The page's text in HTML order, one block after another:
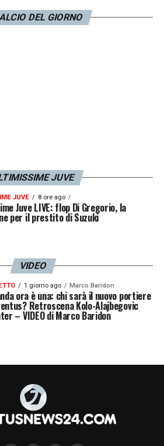
DEL GIORNO
JUVE
JUVE 8 ore ago
Juve LIVE: flop Di Gregorio, la
per il prestito di Suzuki
VIDEO
1 giorno ago Marco Baridon
ora è una: chi sarà il nuovo portiere
Retroscena Kolo-Alajbegovic
– VIDEO di Marco Baridon